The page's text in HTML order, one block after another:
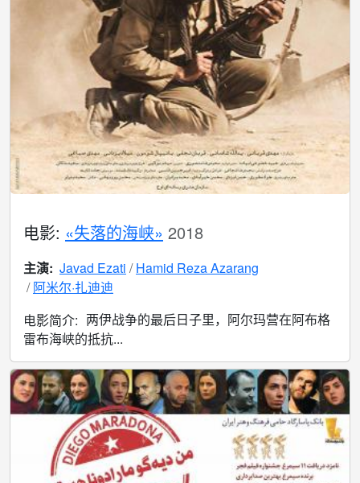
电影: «失落的海峡» 2018
主演: Javad Ezati
Hamid Reza Azarang
阿米尔·扎迪迪
电影简介: 两伊战争的最后日子里，阿尔玛营在阿布格
雷布海峡的抵抗...